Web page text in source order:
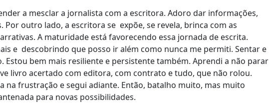
a mesclar a jornalista com a escritora. Adoro dar informações,
Por outro lado, a escritora se expõe, se revela, brinca com as
A maturidade está favorecendo essa jornada de escrita.
e descobrindo que posso ir além como nunca me permiti. Sentar e
Estou bem mais resiliente e persistente também. Aprendi a não parar
livro acertado com editora, com contrato e tudo, que não rolou.
na frustração e segui adiante. Então, batalho muito, mas muito
para novas possibilidades.